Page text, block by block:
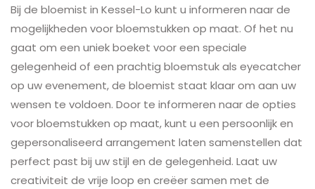
Bij de bloemist in Kessel-Lo kunt u informeren naar de
mogelijkheden voor bloemstukken op maat. Of het nu
gaat om een uniek boeket voor een speciale
gelegenheid of een prachtig bloemstuk als eyecatcher
op uw evenement, de bloemist staat klaar om aan uw
wensen te voldoen. Door te informeren naar de opties
voor bloemstukken op maat, kunt u een persoonlijk en
gepersonaliseerd arrangement laten samenstellen dat
perfect past bij uw stijl en de gelegenheid. Laat uw
creativiteit de vrije loop en creëer samen met de